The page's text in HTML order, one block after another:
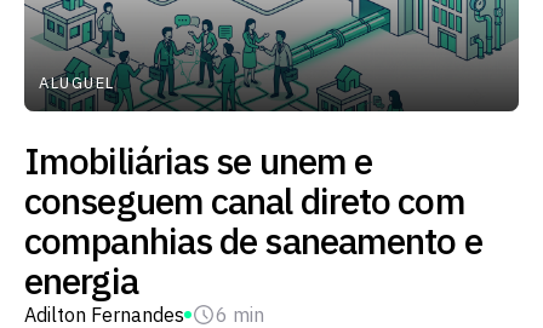
ALUGUEL
Imobiliárias se unem e
conseguem canal direto com
companhias de saneamento e
energia
Adilton Fernandes 6 min